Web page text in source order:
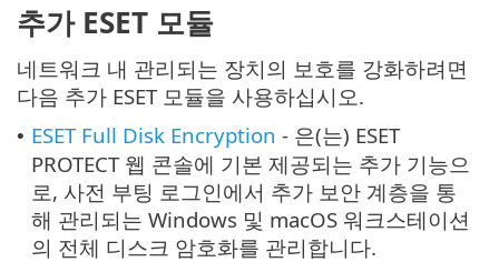
추가 ESET 모듈
네트워크 내 관리되는 장치의 보호를 강화하려면
다음 추가 ESET 모듈을 사용하십시오.
• ESET Full Disk Encryption - 은(는) ESET
PROTECT 웹 콘솔에 기본 제공되는 추가 기능으
로, 사전 부팅 로그인에서 추가 보안 계층을 통
해 관리되는 Windows 및 macOS 워크스테이션
의 전체 디스크 암호화를 관리합니다.